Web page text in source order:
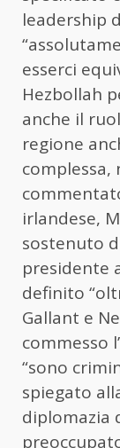
leadership
esserci
Hezbollah
anche il
regione
complessa,
irlandese,
sostenuto
presidente
definito
Gallant e
commesso
“sono
spiegato
diplomazia